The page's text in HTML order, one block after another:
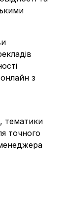
з
тематики
точного